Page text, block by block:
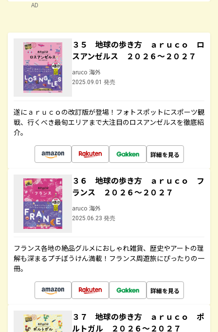
AD
３５ 地球の歩き方 ａｒｕｃｏ ロ
スアンゼルス ２０２６～２０２７
aruco 海外
2025.09.01 発売
遂にａｒｕｃｏの改訂版が登場！フォトスポットにスポーツ観
戦、行くべき最旬エリアまで大注目のロスアンゼルスを徹底紹
介。
詳細を見る
３６ 地球の歩き方 ａｒｕｃｏ フ
ランス ２０２６～２０２７
aruco 海外
2025.06.23 発売
フランス各地の絶品グルメにおしゃれ雑貨、歴史やアートの理
解も深まるプチぼうけん満載！フランス周遊旅にぴったりの一
冊。
詳細を見る
３７ 地球の歩き方 ａｒｕｃｏ ポ
ルトガル ２０２６～２０２７